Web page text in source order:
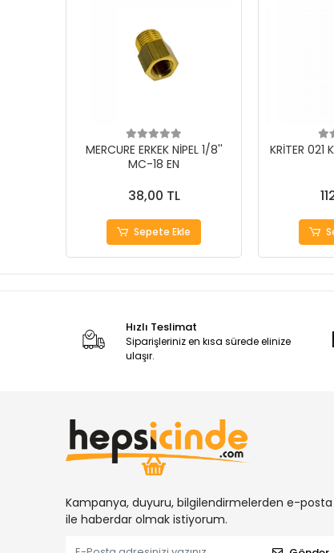
MERCURE ERKEK NİPEL 1/8''
MC-18 EN
38,00 TL
Sepete Ekle
KRİTER 021
Hızlı Teslimat
Siparişleriniz en kısa sürede elinize
ulaşır.
Kampanya, duyuru, bilgilendirmelerden e-posta
ile haberdar olmak istiyorum.